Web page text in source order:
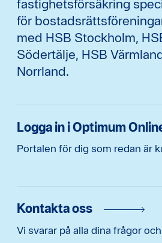
fastighetsförsäkring
för
med HSB Stockholm,
Södertälje, HSB
Norrland.
Logga in i Optimum
Portalen för dig som redan är
Kontakta oss
Vi svarar på alla dina frågor